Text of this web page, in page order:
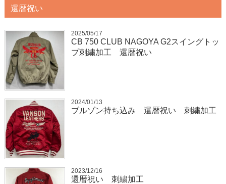
還暦祝い
2025/05/17
CB 750 CLUB NAGOYA G2スイングトッ
プ刺繍加工 還暦祝い
2024/01/13
ブルゾン持ち込み 還暦祝い 刺繍加工
2023/12/16
還暦祝い 刺繍加工